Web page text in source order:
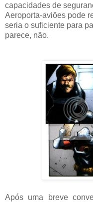
capacidades de
Aeroporta-aviões pode
seria o suficiente para
parece, não.
Após uma breve